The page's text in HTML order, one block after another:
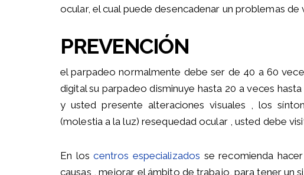
ocular, el cual puede desencadenar un problemas de
PREVENCIÓN
el parpadeo normalmente debe ser de 40 a 60
digital su parpadeo disminuye hasta 20 a veces
y usted presente alteraciones visuales , los
(molestia a la luz) resequedad ocular , usted debe
En loscentros especializados se recomienda
causas , mejorar el ámbito de trabajo, para tener un